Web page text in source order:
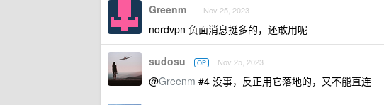
Greenm Nov 25, 2023
nordvpn 负面消息挺多的，还敢用呢
sudosu OP Nov 25, 2023
@Greenm #4 没事，反正用它落地的，又不能直连